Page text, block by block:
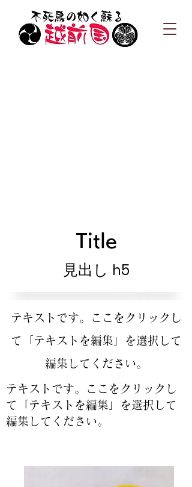
Title
見出し h5
テキストです。ここをクリックし
て「テキストを編集」を選択して
編集してください。
テキストです。ここをクリックし
て「テキストを編集」を選択して
編集してください。